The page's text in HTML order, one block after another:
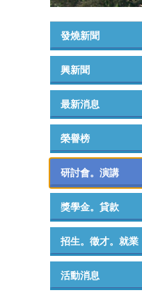
發燒新聞
興新聞
最新消息
榮譽榜
研討會。演講
獎學金。貸款
招生。徵才。就業
活動消息